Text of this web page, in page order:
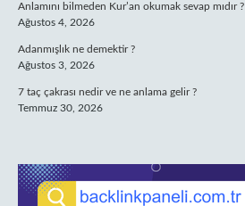
Anlamını bilmeden Kur’an okumak sevap mıdır ?
Ağustos 4, 2026
Adanmışlık ne demektir ?
Ağustos 3, 2026
7 taç çakrası nedir ve ne anlama gelir ?
Temmuz 30, 2026